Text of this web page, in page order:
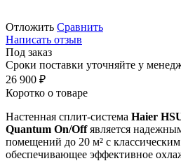
Отложить Сравнить
Написать отзыв
Под заказ
Сроки поставки уточняйте у
26 900 ₽
Коротко о товаре
Настенная сплит-система Haier
Quantum On/Offявляется
помещений до 20 м² с
обеспечивающее эффективное